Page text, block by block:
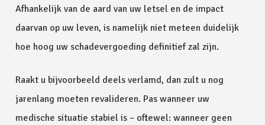
Afhankelijk van de aard van uw letsel en de impact
daarvan op uw leven, is namelijk niet meteen duidelijk
hoe hoog uw schadevergoeding definitief zal zijn.
Raakt u bijvoorbeeld deels verlamd, dan zult u nog
jarenlang moeten revalideren. Pas wanneer uw
medische situatie stabiel is – oftewel: wanneer geen